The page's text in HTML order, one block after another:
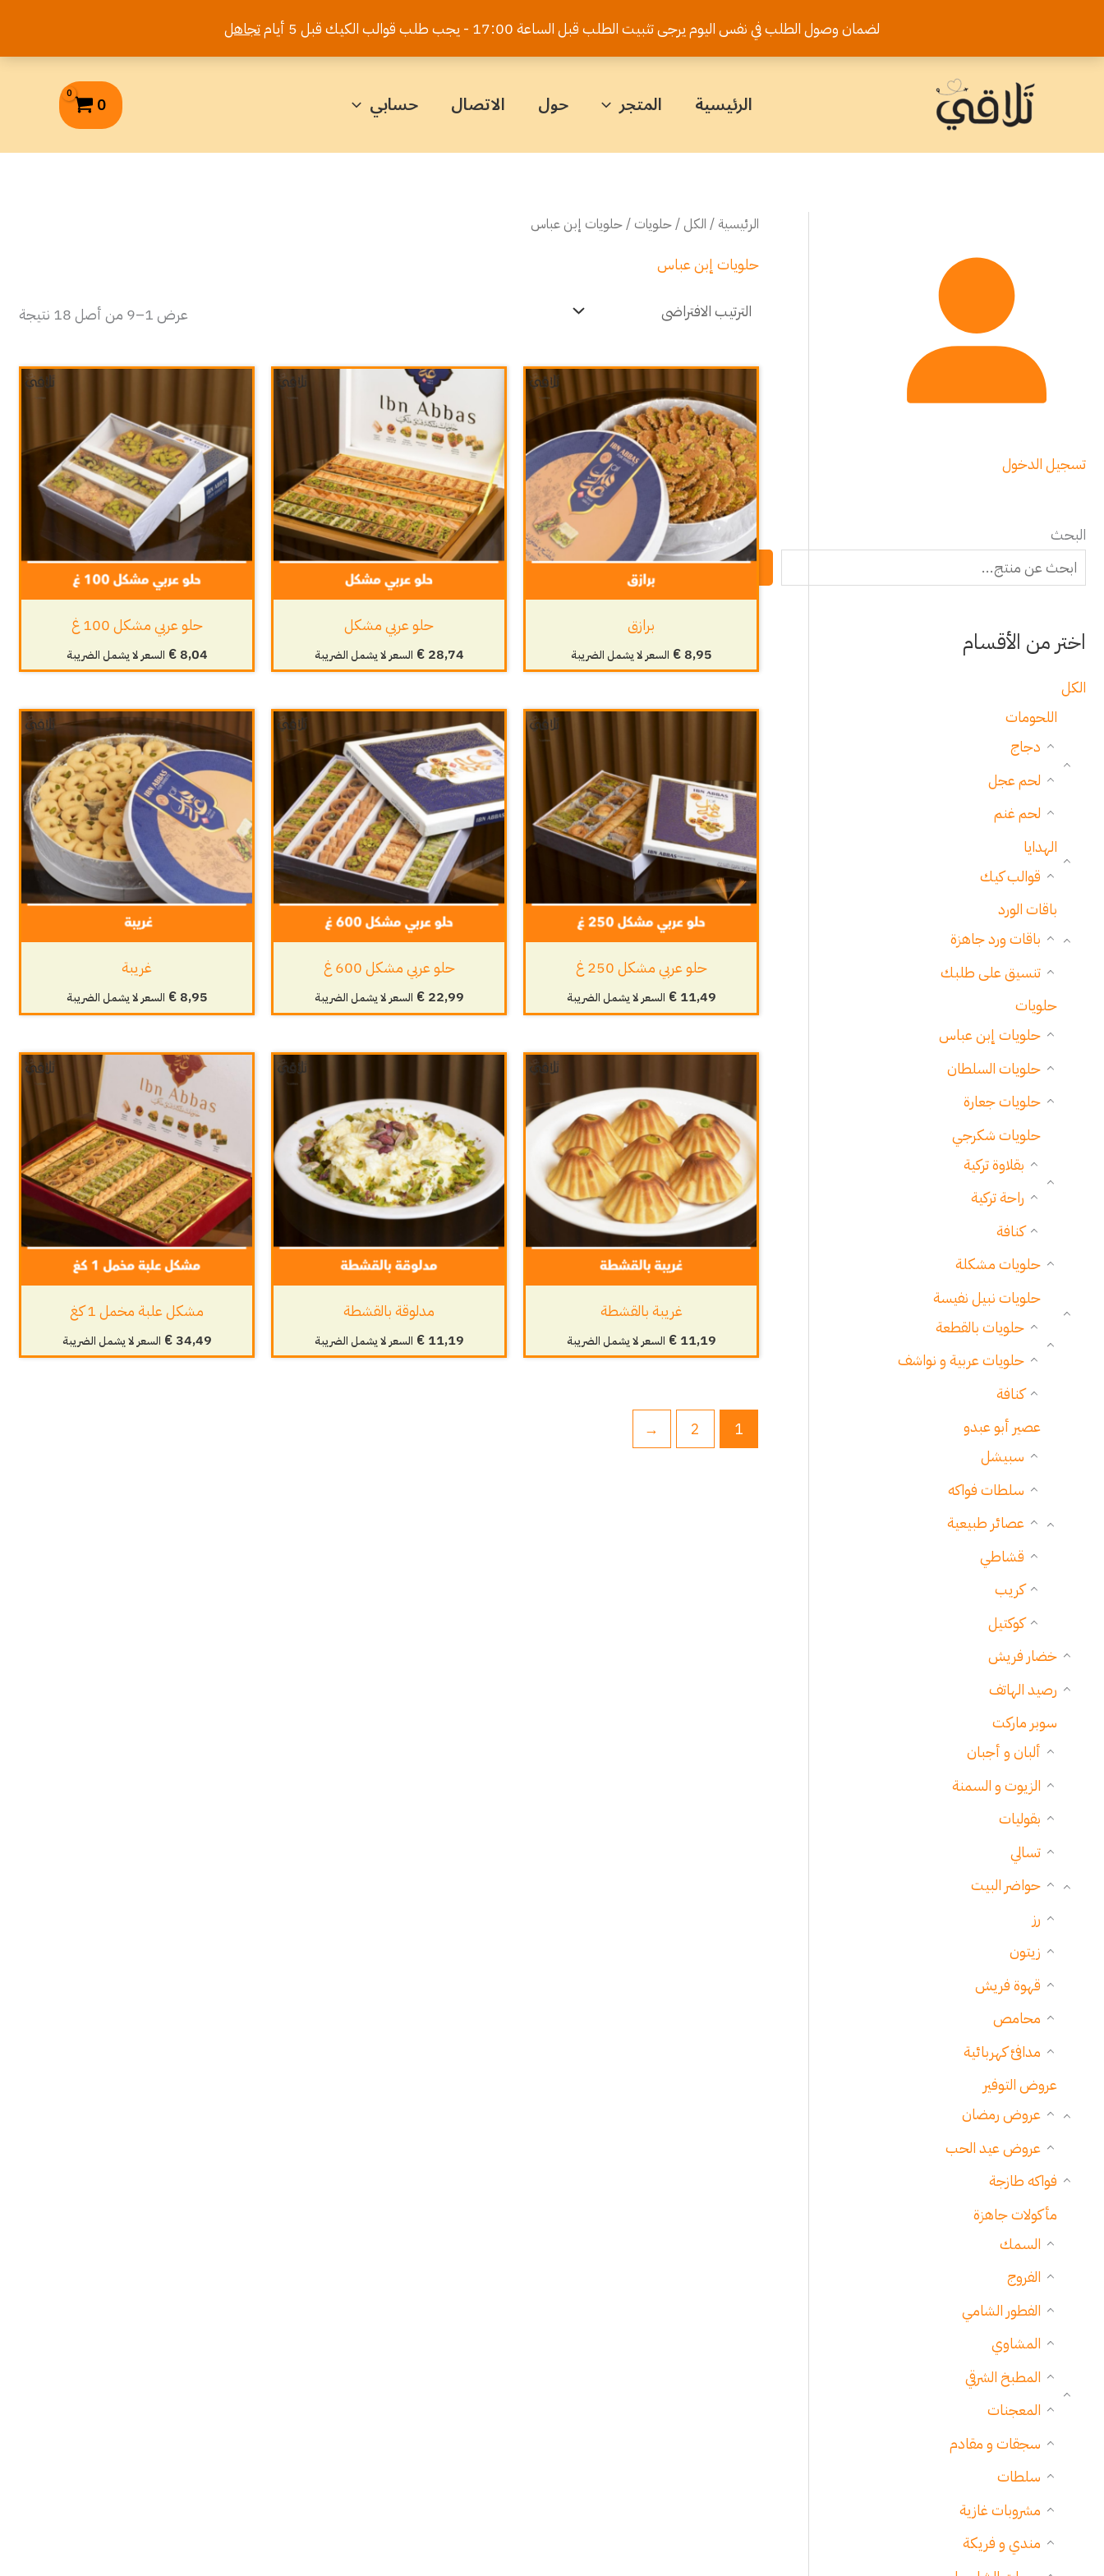
لضمان وصول الطلب في نفس اليوم يرجى تثبيت الطلب قبل الساعة 17:00 - يجب طلب قوالب الكيك قبل 5 أيام تجاهل
الرئيسية المتجر حول الاتصال حسابي 0
تسجيل الدخول
البحث
البحث
اختر من الأقسام
الكل
اللحومات
دجاج
لحم عجل
لحم غنم
الهدايا
قوالب كيك
باقات الورد
باقات ورد جاهزة
تنسيق على طلبك
حلويات
حلويات إبن عباس
حلويات السلطان
حلويات جعارة
حلويات شكرجي
بقلاوة تركية
راحة تركية
كنافة
حلويات مشكلة
حلويات نبيل نفيسة
حلويات بالقطعة
حلويات عربية و نواشف
كنافة
عصير أبو عبدو
سبيشل
سلطات فواكه
عصائر طبيعية
قشاطي
كريب
كوكتيل
خضار فريش
رصيد الهاتف
سوبر ماركت
ألبان و أجبان
الزيوت و السمنة
بقوليات
تسالي
حواضر البيت
رز
زيتون
قهوة فريش
محامص
مدافئ كهربائية
عروض التوفير
عروض رمضان
عروض عيد الحب
فواكه طازجة
مأكولات جاهزة
السمك
الفروج
الفطور الشامي
المشاوي
المطبخ الشرقي
المعجنات
سجقات و مقادم
سلطات
مشروبات غازية
مندي و فريكة
الرئيسية / الكل /حلويات / حلويات إبن عباس
حلويات إبن عباس
عرض 1–9 من أصل 18 نتيجة
برازق
€8,95 السعر لا يشمل الضريبة
حلو عربي مشكل
€28,74 السعر لا يشمل الضريبة
حلو عربي مشكل 100 غ
€8,04 السعر لا يشمل الضريبة
حلو عربي مشكل 250 غ
€11,49 السعر لا يشمل الضريبة
حلو عربي مشكل 600 غ
€22,99 السعر لا يشمل الضريبة
غريبة
€8,95 السعر لا يشمل الضريبة
غريبة بالقشطة
€11,19 السعر لا يشمل الضريبة
مدلوقة بالقشطة
€11,19 السعر لا يشمل الضريبة
مشكل علبة مخمل 1 كغ
€34,49 السعر لا يشمل الضريبة
1
2
←